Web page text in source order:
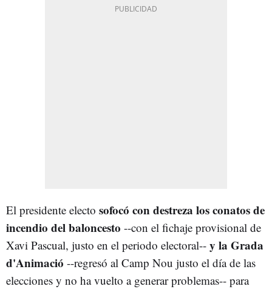
El presidente electo sofocó con destreza los conatos de
incendio del baloncesto --con el fichaje provisional de
Xavi Pascual, justo en el periodo electoral-- y la Grada
d'Animació --regresó al Camp Nou justo el día de las
elecciones y no ha vuelto a generar problemas-- para